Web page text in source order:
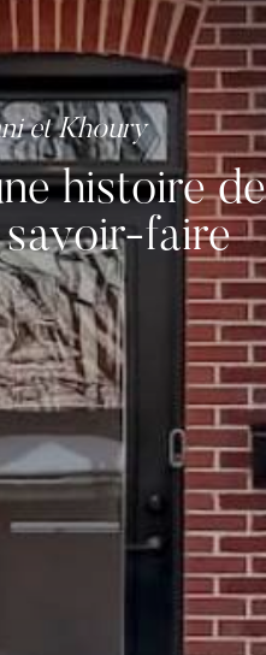
histoire de
faire